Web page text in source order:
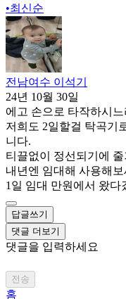
•최신순
전남여수 이석기
24년 10월 30일
에고 손으로 타작하시
저희도 2일할걸 탁곡기
니다.
티끌없이 정선되기에
내년엔 임대해 사용해보
1일 임대 만원에서 왔다
답글쓰기
댓글 더보기
댓글을 입력하세요
전송
홈